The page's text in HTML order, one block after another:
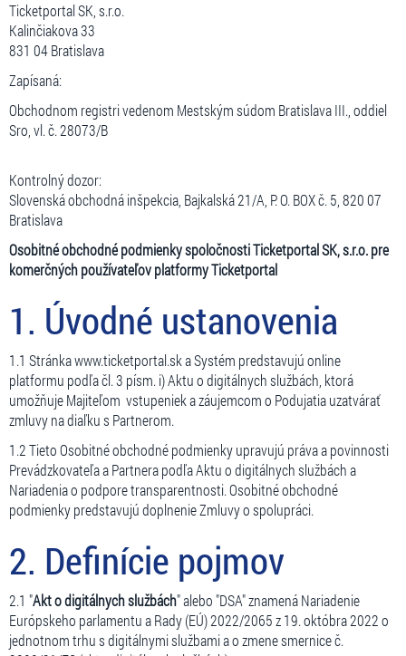
Ticketportal SK, s.r.o.
Kalinčiakova 33
831 04 Bratislava
Zapísaná:
Obchodnom registri vedenom Mestským súdom Bratislava III., oddiel
Sro, vl. č. 28073/B
Kontrolný dozor:
Slovenská obchodná inšpekcia, Bajkalská 21/A, P. O. BOX č. 5, 820 07
Bratislava
Osobitné obchodné podmienky spoločnosti Ticketportal SK, s.r.o. pre
komerčných používateľov platformy Ticketportal
1. Úvodné ustanovenia
1.1 Stránka www.ticketportal.sk a Systém predstavujú online
platformu podľa čl. 3 písm. i) Aktu o digitálnych službách, ktorá
umožňuje Majiteľom vstupeniek a záujemcom o Podujatia uzatvárať
zmluvy na diaľku s Partnerom.
1.2 Tieto Osobitné obchodné podmienky upravujú práva a povinnosti
Prevádzkovateľa a Partnera podľa Aktu o digitálnych službách a
Nariadenia o podpore transparentnosti. Osobitné obchodné
podmienky predstavujú doplnenie Zmluvy o spolupráci.
2. Definície pojmov
2.1 "Akt o digitálnych službách" alebo "DSA" znamená Nariadenie
Európskeho parlamentu a Rady (EÚ) 2022/2065 z 19. októbra 2022 o
jednotnom trhu s digitálnymi službami a o zmene smernice č.